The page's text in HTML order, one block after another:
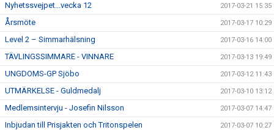
Nyhetssvejpet...vecka 12 2017-03-21 15:35
Årsmöte 2017-03-17 10:29
Level 2 – Simmarhälsning 2017-03-16 14:00
TÄVLINGSSIMMARE - VINNARE 2017-03-13 19:49
UNGDOMS-GP Sjöbo 2017-03-12 11:43
UTMÄRKELSE - Guldmedalj 2017-03-10 13:12
Medlemsintervju - Josefin Nilsson 2017-03-07 14:47
Inbjudan till Prisjakten och Tritonspelen 2017-03-07 10:27